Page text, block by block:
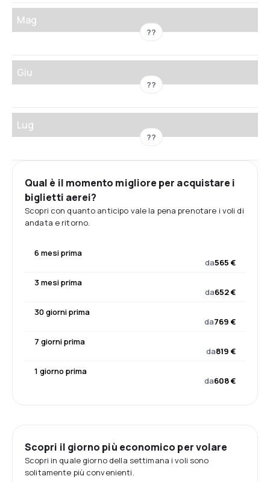
Mag
??
Giu
??
Lug
??
Qual è il momento migliore per acquistare i
biglietti aerei?
Scopri con quanto anticipo vale la pena prenotare i voli di
andata e ritorno.
6 mesi prima
da565 €
3 mesi prima
da652 €
30 giorni prima
da769 €
7 giorni prima
da819 €
1 giorno prima
da608 €
Scopri il giorno più economico per volare
Scopri in quale giorno della settimana i voli sono
solitamente più convenienti.